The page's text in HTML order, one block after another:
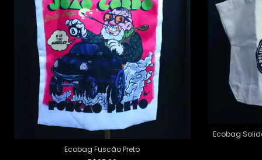
Ecobag Fuscão Preto
Ecobag